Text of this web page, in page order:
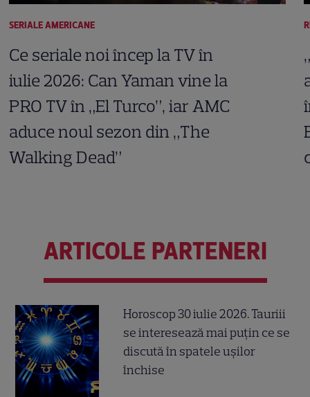
SERIALE AMERICANE
Ce seriale noi încep la TV în
iulie 2026: Can Yaman vine la
PRO TV în „El Turco”, iar AMC
aduce noul sezon din „The
Walking Dead”
ARTICOLE PARTENERI
Horoscop 30 iulie 2026. Tauriii
se interesează mai puțin ce se
discută în spatele ușilor
închise